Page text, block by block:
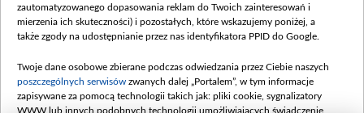
zautomatyzowanego dopasowania reklam do Twoich zainteresowań i
mierzenia ich skuteczności) i pozostałych, które wskazujemy poniżej, a
także zgody na udostępnianie przez nas identyfikatora PPID do Google.
Twoje dane osobowe zbierane podczas odwiedzania przez Ciebie naszych
poszczególnych serwisów zwanych dalej „Portalem”, w tym informacje
zapisywane za pomocą technologii takich jak: pliki cookie, sygnalizatory
WWW lub innych podobnych technologii umożliwiających świadczenie